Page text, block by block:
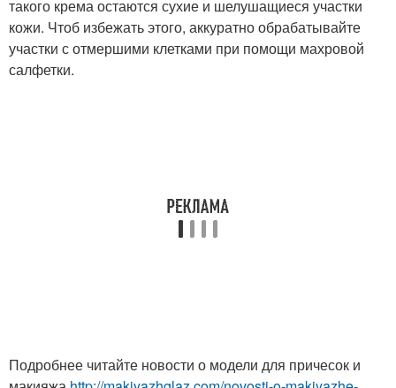
такого крема остаются сухие и шелушащиеся участки
кожи. Чтоб избежать этого, аккуратно обрабатывайте
участки с отмершими клетками при помощи махровой
салфетки.
Подробнее читайте новости о модели для причесок и